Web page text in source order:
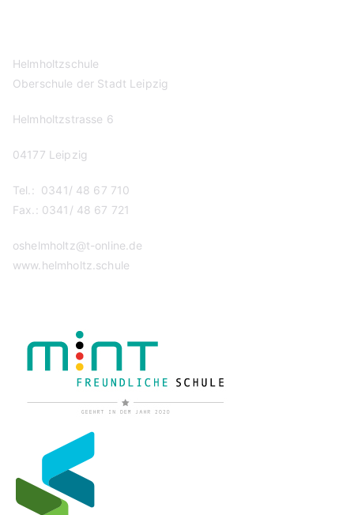
Helmholtzschule
Oberschule der Stadt Leipzig
Helmholtzstrasse 6
04177 Leipzig
Tel.: 0341/ 48 67 710
Fax.: 0341/ 48 67 721
oshelmholtz@t-online.de
www.helmholtz.schule